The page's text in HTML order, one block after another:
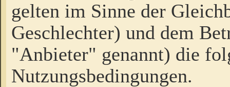
gelten im Sinne der
Geschlechter) und dem
"Anbieter" genannt) die
Nutzungsbedingungen.